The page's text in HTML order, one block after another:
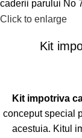
Click to enlarge
Kit
Kit impotriva
conceput special
acestuia. Kitul